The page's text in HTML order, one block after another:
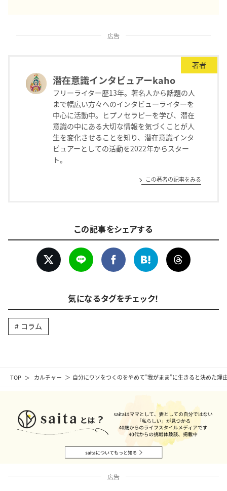
TOP カルチャー 自分にウソをつくのをやめて”我がまま”に生きると決めた理
広告
著者
潜在意識インタビュアーkaho
フリーライター歴13年。著名人から話題の人
まで幅広い方々へのインタビューライターを
中心に活動中。ヒプノセラピーを学び、潜在
意識の中にある大切な情報を気づくことが人
生を変化させることを知り、潜在意識インタ
ビュアーとしての活動を2022年からスター
ト。
この著者の記事をみる
この記事をシェアする
気になるタグをチェック！
コラム
広告